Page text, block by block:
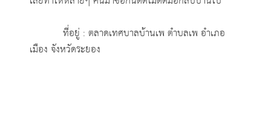
ที่อยู่ : ตลาดเทศบาลบ้านเพ ตำบลเพ อำเภอ
เมือง จังหวัดระยอง